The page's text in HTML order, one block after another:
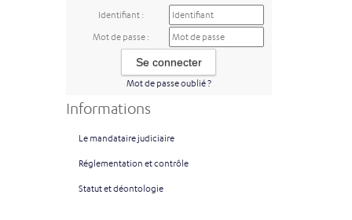
Identifiant :
Mot de passe :
Mot de passe oublié ?
Informations
Le mandataire judiciaire
Réglementation et contrôle
Statut et déontologie